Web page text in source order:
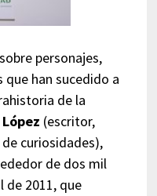
personajes,
que han sucedido a
de la
(escritor,
curiosidades),
de dos mil
de 2011, que